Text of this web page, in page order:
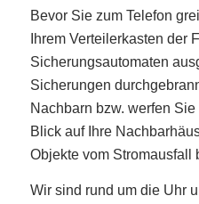
Bevor Sie zum Telefon
Ihrem Verteilerkasten der
Sicherungsautomaten
Sicherungen
Nachbarn bzw. werfen
Blick auf Ihre
Objekte vom Stromausfall
Wir sind rund um die Uhr